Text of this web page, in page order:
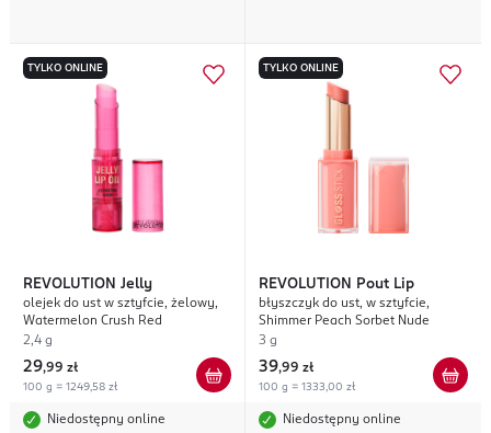
TYLKO ONLINE
REVOLUTION Jelly
olejek do ust w sztyfcie, żelowy,
Watermelon Crush Red
2,4 g
29,99 zł
100 g = 1249,58 zł
Niedostępny online
TYLKO ONLINE
REVOLUTION Pout Lip
błyszczyk do ust, w sztyfcie,
Shimmer Peach Sorbet Nude
3 g
39,99 zł
100 g = 1333,00 zł
Niedostępny online